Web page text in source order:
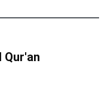
Qur'an